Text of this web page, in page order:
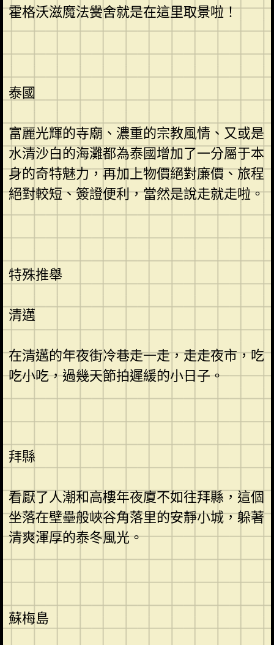
霍格沃滋魔法黌舍就是在這里取景啦！
泰國
富麗光輝的寺廟、濃重的宗教風情、又或是
水清沙白的海灘都為泰國增加了一分屬于本
身的奇特魅力，再加上物價絕對廉價、旅程
絕對較短、簽證便利，當然是說走就走啦。
特殊推舉
清邁
在清邁的年夜街冷巷走一走，走走夜市，吃
吃小吃，過幾天節拍遲緩的小日子。
拜縣
看厭了人潮和高樓年夜廈不如往拜縣，這個
坐落在壁壘般峽谷角落里的安靜小城，躲著
清爽渾厚的泰冬風光。
蘇梅島